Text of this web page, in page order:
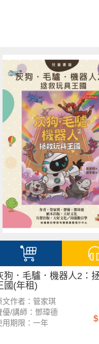
狗．毛驢．機器人2：
國(年租)
文作者：管家琪
優/講師：鄧瑋德
用期限：一年
$